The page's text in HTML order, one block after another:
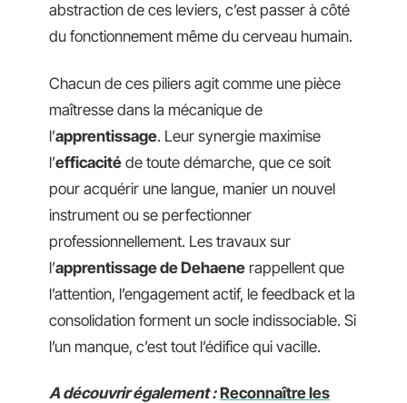
abstraction de ces leviers, c’est passer à côté
du fonctionnement même du cerveau humain.
Chacun de ces piliers agit comme une pièce
maîtresse dans la mécanique de
l’apprentissage. Leur synergie maximise
l’efficacité de toute démarche, que ce soit
pour acquérir une langue, manier un nouvel
instrument ou se perfectionner
professionnellement. Les travaux sur
l’apprentissage de Dehaene rappellent que
l’attention, l’engagement actif, le feedback et la
consolidation forment un socle indissociable. Si
l’un manque, c’est tout l’édifice qui vacille.
A découvrir également : Reconnaître les